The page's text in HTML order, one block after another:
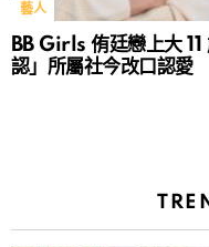
藝人
BB Girls 侑廷戀上大
認」所屬社今改口認愛